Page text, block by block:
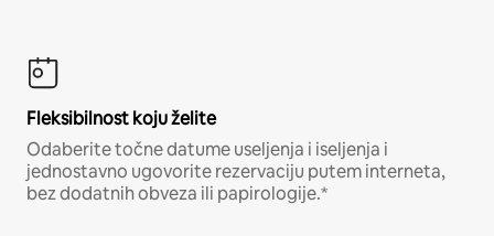
Fleksibilnost koju želite
Odaberite točne datume useljenja i iseljenja i
jednostavno ugovorite rezervaciju putem interneta,
bez dodatnih obveza ili papirologije.*